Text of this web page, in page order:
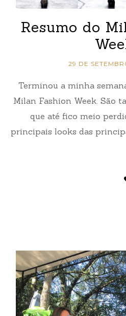
Resumo do
29 DE
Terminou a minha
Milan Fashion Week. São
que até fico meio
principais looks das